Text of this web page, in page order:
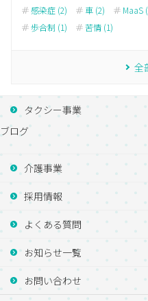
感染症 (2)
車 (2) MaaS
歩合制 (1)
苦情 (1)
全
タクシー事業
ブログ
介護事業
採用情報
よくある質問
お知らせ一覧
お問い合わせ